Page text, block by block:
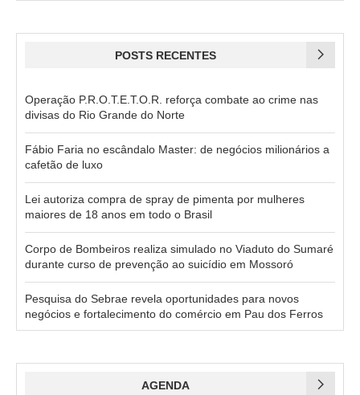
POSTS RECENTES
Operação P.R.O.T.E.T.O.R. reforça combate ao crime nas
divisas do Rio Grande do Norte
Fábio Faria no escândalo Master: de negócios milionários a
cafetão de luxo
Lei autoriza compra de spray de pimenta por mulheres
maiores de 18 anos em todo o Brasil
Corpo de Bombeiros realiza simulado no Viaduto do Sumaré
durante curso de prevenção ao suicídio em Mossoró
Pesquisa do Sebrae revela oportunidades para novos
negócios e fortalecimento do comércio em Pau dos Ferros
AGENDA